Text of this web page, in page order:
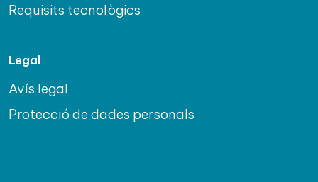
Requisits tecnològics
Legal
Avís legal
Protecció de dades personals